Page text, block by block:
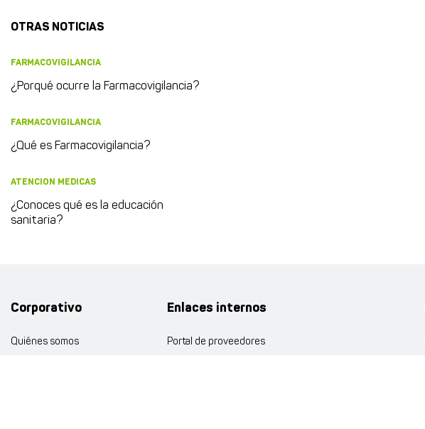
OTRAS NOTICIAS
FARMACOVIGILANCIA
¿Porqué ocurre la Farmacovigilancia?
FARMACOVIGILANCIA
¿Qué es Farmacovigilancia?
ATENCION MEDICAS
¿Conoces qué es la educación
sanitaria?
Corporativo
Quiénes somos
Enlaces internos
Portal de proveedores